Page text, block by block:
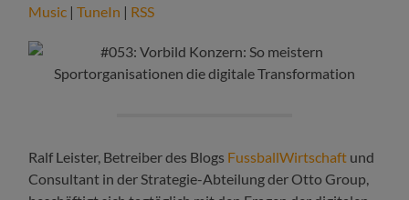
Music |TuneIn | RSS
Ralf Leister, Betreiber des Blogs FussballWirtschaft und
Consultant in der Strategie-Abteilung der Otto Group,